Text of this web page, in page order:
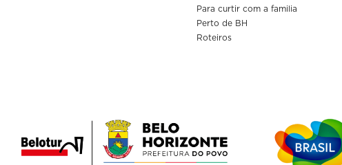
Para curtir com a familia
Perto de BH
Roteiros